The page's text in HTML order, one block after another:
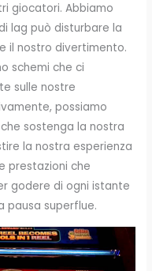
giocatori. Abbiamo
lag può disturbare la
il nostro divertimento.
schemi che ci
sulle nostre
possiamo
sostenga la nostra
la nostra esperienza
prestazioni che
godere di ogni istante
pausa superflue.